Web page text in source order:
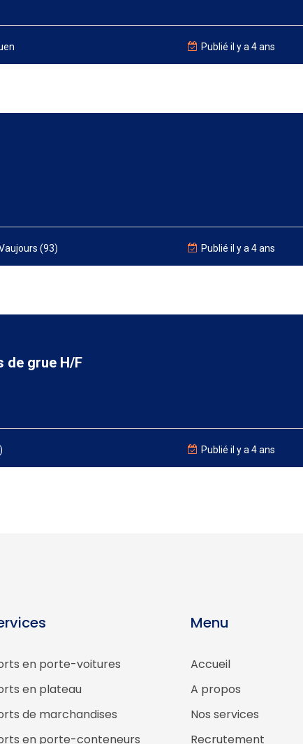
Publié il y a 4 ans
(93) Publié il y a 4 ans
de grue H/F
Publié il y a 4 ans
en porte-voitures
en plateau
de marchandises
en porte-conteneurs
Menu
Accueil
A propos
Nos services
Recrutement